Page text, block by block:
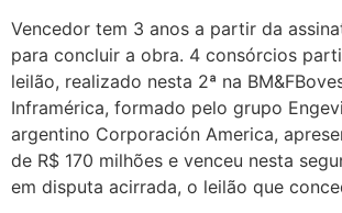
Vencedor tem 3 anos a partir da
para concluir a obra. 4 consórcios
leilão, realizado nesta 2ª na
Inframérica, formado pelo grupo
argentino Corporación America,
de R$ 170 milhões e venceu nesta
em disputa acirrada, o leilão que